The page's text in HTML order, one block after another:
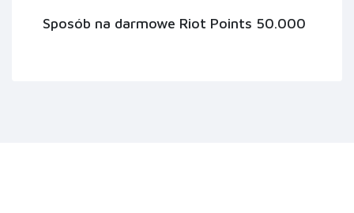
Sposób na darmowe Riot Points 50.000